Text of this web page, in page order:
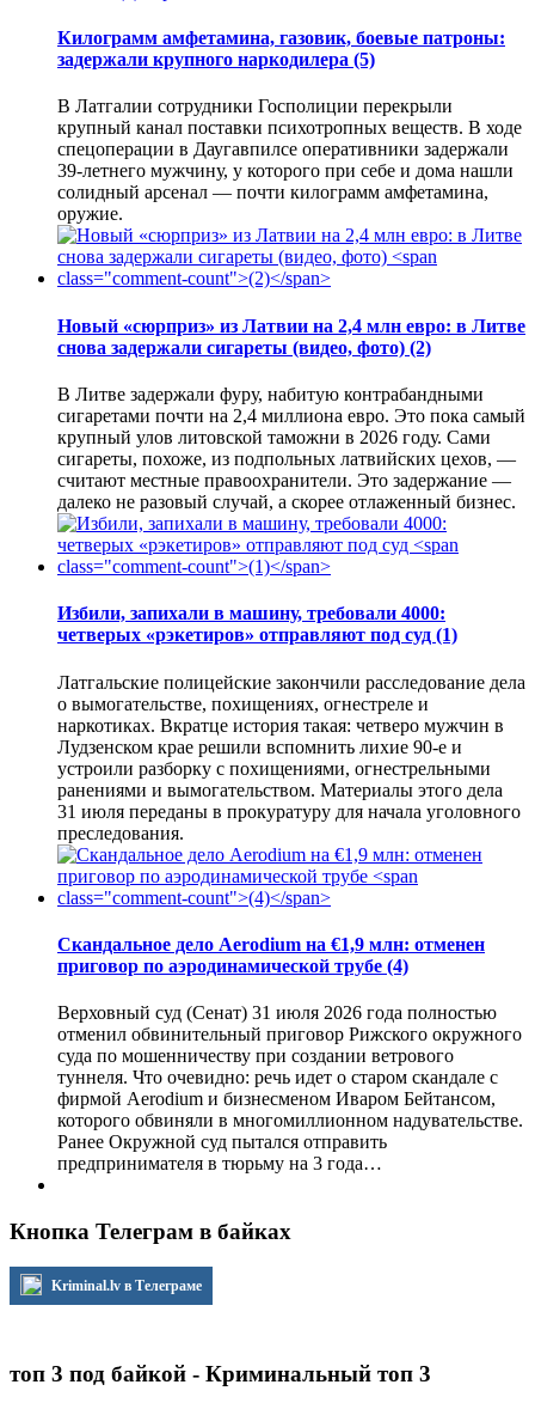
Килограмм амфетамина, газовик, боевые патроны:
задержали крупного наркодилера (5)
В Латгалии сотрудники Госполиции перекрыли
крупный канал поставки психотропных веществ. В ходе
спецоперации в Даугавпилсе оперативники задержали
39-летнего мужчину, у которого при себе и дома нашли
солидный арсенал — почти килограмм амфетамина,
оружие.
Новый «сюрприз» из Латвии на 2,4 млн евро: в Литве
снова задержали сигареты (видео, фото) (2)
В Литве задержали фуру, набитую контрабандными
сигаретами почти на 2,4 миллиона евро. Это пока самый
крупный улов литовской таможни в 2026 году. Сами
сигареты, похоже, из подпольных латвийских цехов, —
считают местные правоохранители. Это задержание —
далеко не разовый случай, а скорее отлаженный бизнес.
Избили, запихали в машину, требовали 4000:
четверых «рэкетиров» отправляют под суд (1)
Латгальские полицейские закончили расследование дела
о вымогательстве, похищениях, огнестреле и
наркотиках. Вкратце история такая: четверо мужчин в
Лудзенском крае решили вспомнить лихие 90-е и
устроили разборку с похищениями, огнестрельными
ранениями и вымогательством. Материалы этого дела
31 июля переданы в прокуратуру для начала уголовного
преследования.
Скандальное дело Aerodium на €1,9 млн: отменен
приговор по аэродинамической трубе (4)
Верховный суд (Сенат) 31 июля 2026 года полностью
отменил обвинительный приговор Рижского окружного
суда по мошенничеству при создании ветрового
туннеля. Что очевидно: речь идет о старом скандале с
фирмой Aerodium и бизнесменом Иваром Бейтансом,
которого обвиняли в многомиллионном надувательстве.
Ранее Окружной суд пытался отправить
предпринимателя в тюрьму на 3 года…
Кнопка Телеграм в байках
Kriminal.lv в Телеграме
топ 3 под байкой - Криминальный топ 3